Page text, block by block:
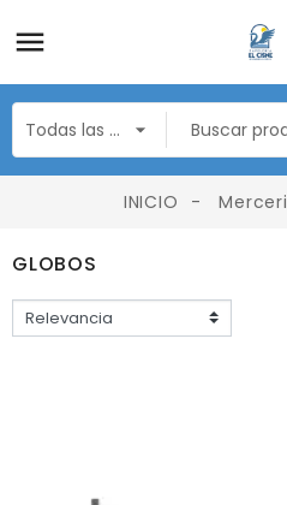
INICIO
GLOBOS